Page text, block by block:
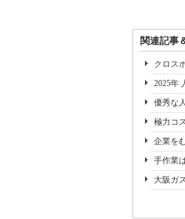
関連記事
クロス
2025年
優秀な
極力コ
企業を
手作業
大阪ガ